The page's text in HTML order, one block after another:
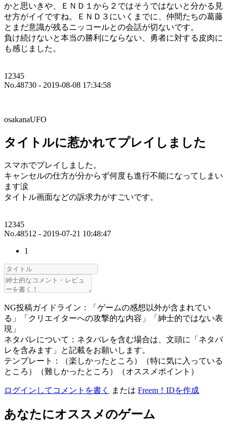
かと思いきや、ＥＮＤ１から２ではそうではないと分かる見
せ方がイイですね。ＥＮＤ３にいくまでに、仲間たちの葛藤
とまだ意識が残るニッコールとの会話が切ないです。
負け続けないと本当の勝利にならない、勇者に対する皮肉に
も感じました。
12345
No.48730 - 2019-08-08 17:34:58
osakanaUFO
タイトルに惹かれてプレイしました
スマホでプレイしました。
キャンセルの仕方が分からず何度も進行不能になってしまい
ます涙
タイトル画面などの訴求力がすごいです。
12345
No.48512 - 2019-07-21 10:48:47
1
NG投稿ガイドライン：「ゲームの感想以外が含まれてい
る」「クリエイターへの攻撃的な内容」「紳士的ではない表
現」
ネタバレについて：ネタバレを含む場合は、文頭に「ネタバ
レを含みます」と記載をお願いします。
テンプレート：（楽しかったところ）（特に気に入っている
ところ）（難しかったところ）（オススメポイント）
ログインしてコメントを書く または Freem！IDを作成
あなたにオススメのゲーム